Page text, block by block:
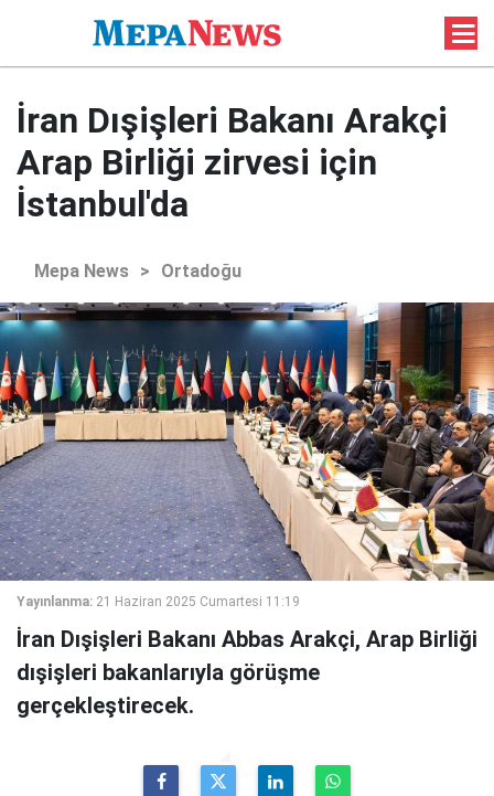
İran Dışişleri Bakanı Arakçi
Arap Birliği zirvesi için
İstanbul'da
Mepa News > Ortadoğu
Yayınlanma: 21 Haziran 2025 Cumartesi 11:19
İran Dışişleri Bakanı Abbas Arakçi, Arap Birliği
dışişleri bakanlarıyla görüşme
gerçekleştirecek.